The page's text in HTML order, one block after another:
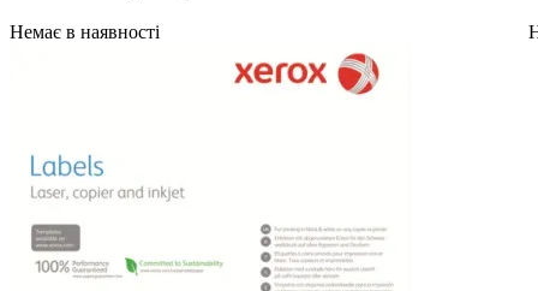
Немає в наявності